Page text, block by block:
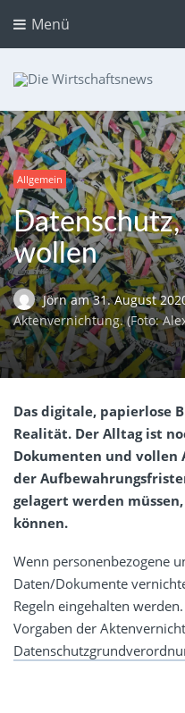
Menü
Dein Ratgeber für Aktien und
Allgemein
wollen
Jörnam 31. August
Aktenvernichtung. (Foto:
Das digitale, papierlose
Realität. Der Alltag ist
Dokumenten und vollen
der
gelagert werden
können.
Wenn personenbezogene
Daten/Dokumente
Regeln eingehalten
Vorgaben der